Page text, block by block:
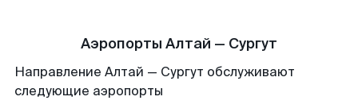
Аэропорты Алтай — Сургут
Направление Алтай — Сургут обслуживают
следующие аэропорты